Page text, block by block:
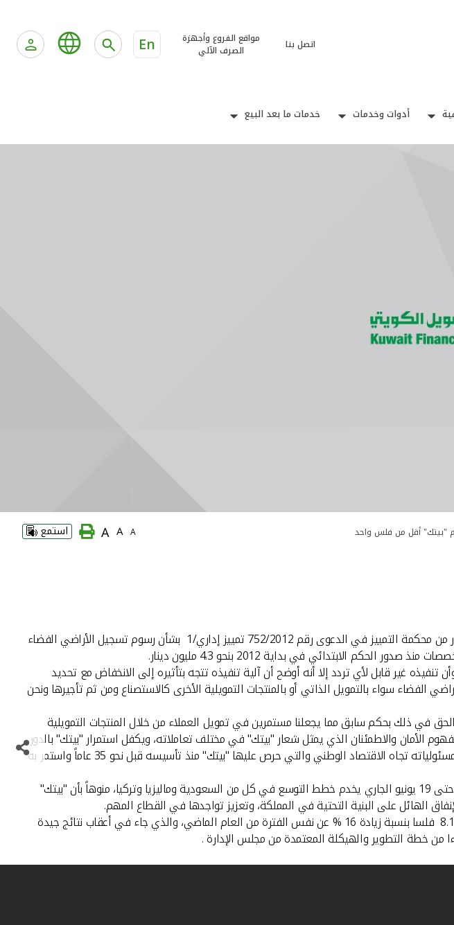
اتصل بنا
مواقع الفروع وأجهزة
الصرف الآلي
En
أدوات وخدمات خدمات ما بعد البيع
"بيتك" أقل من فلس واحد A
A
A استمع
أكد الرئيس التنفيذي في بيت التمويل الكويتي "بيتك" محمد سليمان العمر أن لا تأثير كبيرا من الحكم الصادر من محكمة التمييز في الدعوى رقم 752/2012 تمييز إداري/1 بشأن رسوم تسجيل الأراضي الفضاء
في بداية 2012 بنحو 4.3 مليون دينار.
غير قابل لأي تردد إلا أنه أوضح أن آلية تنفيذه تتجه بتأثيره إلى الانخفاض مع تحديد
الفضاء سواء بالتمويل الذاتي أو بالمنتجات التمويلية الأخرى كالاستصناع ومن ثم تأجيرها ونحن
في ذلك بحكم سابق مما يجعلنا مستمرين في تمويل العملاء من خلال المنتجات التمويلية
الأمان والاطمئنان الذي يمثل شعار "بيتك" في مختلف تعاملاته، ويكفل استمرار "بيتك" بالدور
الكبير الذي يقوم به في سوق العقار المحلي وحفاظه على تعزيز أركان السوق منوهاً بأن هذا الدور مرتبط بمسئولياته تجاه الاقتصاد الوطني والتي حرص عليها "بيتك" منذ تأسيسه قبل نحو 35 عاماً واستمر به
وأشار العمر إلى أن الاكتتاب في زيادة رأس مال "بيتك" بنسبة 20%، والذي بدأ منذ الأربعاء الماضي ويستمر حتى 19 يونيو الجاري يخدم خطط التوسع في كل من السعودية وماليزيا وتركيا، منوهاً بأن "بيتك"
الهائل على البنية التحتية في المملكة، وتعزيز تواجدها في القطاع المهم.
وأوضح العمر بأن "بيتك" مستمر في تحقيق نتائج جيدة حيث بلغت ربحية السهم للربع الأول من العام الجاري 8.1 فلسا بنسبة زيادة 16 % عن نفس الفترة من العام الماضي، والذي جاء في أعقاب نتائج جيدة